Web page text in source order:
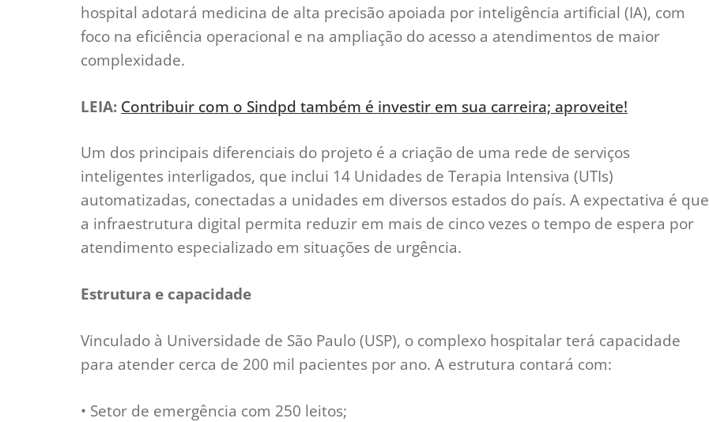
hospital adotará medicina de alta precisão apoiada por inteligência artificial (IA), com
foco na eficiência operacional e na ampliação do acesso a atendimentos de maior
complexidade.
LEIA: Contribuir com o Sindpd também é investir em sua carreira; aproveite!
Um dos principais diferenciais do projeto é a criação de uma rede de serviços
inteligentes interligados, que inclui 14 Unidades de Terapia Intensiva (UTIs)
automatizadas, conectadas a unidades em diversos estados do país. A expectativa é que
a infraestrutura digital permita reduzir em mais de cinco vezes o tempo de espera por
atendimento especializado em situações de urgência.
Estrutura e capacidade
Vinculado à Universidade de São Paulo (USP), o complexo hospitalar terá capacidade
para atender cerca de 200 mil pacientes por ano. A estrutura contará com:
• Setor de emergência com 250 leitos;